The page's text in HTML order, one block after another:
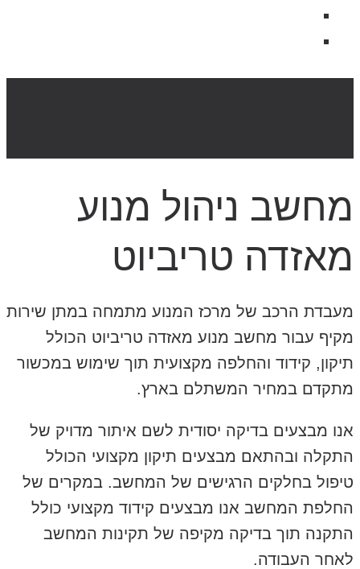
מחשב ניהול מנוע
מאזדה טריביוט
מעבדת הרכב של מרכז המנוע מתמחה במתן שירות
מקיף עבור מחשב מנוע מאזדה טריביוט הכולל
תיקון, קידוד והחלפה מקצועית תוך שימוש במכשור
מתקדם במחיר המשתלם בארץ.
אנו מבצעים בדיקה יסודית לשם איתור מדויק של
התקלה ובהתאם מבצעים תיקון מקצועי הכולל
טיפול בחלקים הרגישים של המחשב. במקרים של
החלפת המחשב אנו מבצעים קידוד מקצועי כולל
התקנה תוך בדיקה מקיפה של תקינות המחשב
לאחר העבודה.